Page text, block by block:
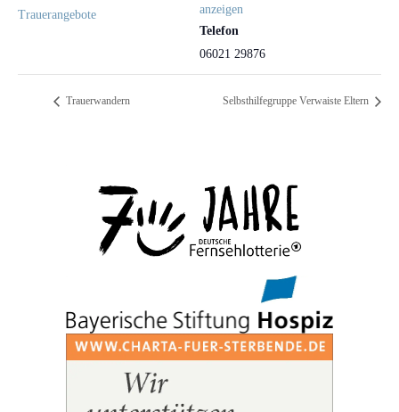
Trauerangebote
anzeigen
Telefon
06021 29876
Trauerwandern Selbsthilfegruppe Verwaiste Eltern